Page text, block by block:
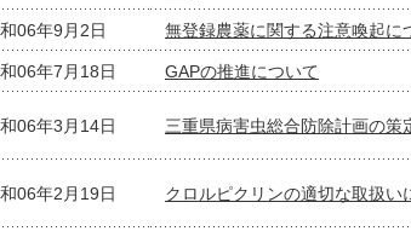
06年9月2日 無登録農薬に関する注意喚起に
06年7月18日 GAPの推進について
06年3月14日 三重県病害虫総合防除計画の策
06年2月19日 クロルピクリンの適切な取扱い